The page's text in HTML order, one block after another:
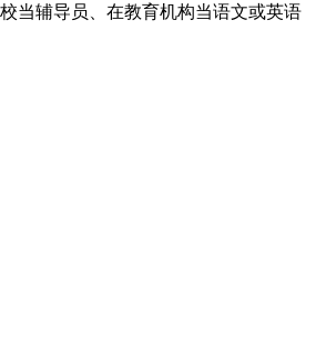
当辅导员、在教育机构当语文或英语